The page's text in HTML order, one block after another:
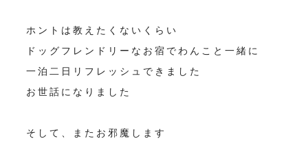
ホントは教えたくないくらい
ドッグフレンドリーなお宿でわんこと一緒に
一泊二日リフレッシュできました
お世話になりました
そして、またお邪魔します